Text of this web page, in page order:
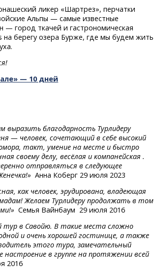
ликер «Шартрез», перчатки
Альпы — самые известные
город ткачей и гастрономическая
берегу озера Бурже, где мы будем жить
— 10 дней
выразить благодарность Турлидеру
— человек, сочетающий в себе высокий
такт, умение на месте и быстро
своему делу, весёлая и компанейская .
отправляться в следующее
Анна Коберг 29 июля 2023
как человек, эрудирована, владеющая
Желаем Турлидеру продолжать в том
Семья Вайнбаум 29 июля 2016
в Савойю. В такие места сложно
и очень хорошей гостинице, а также
этого тура, замечательный
настроение в группе на протяжении всей
2016